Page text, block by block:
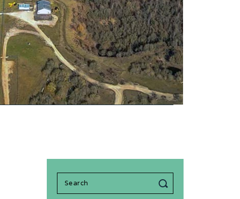
Search
for: